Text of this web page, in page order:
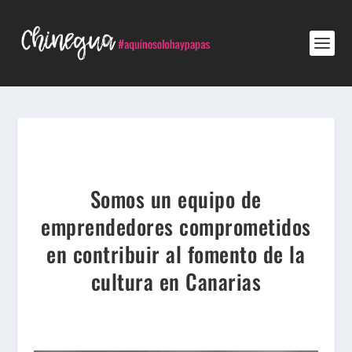
Somos un equipo de
emprendedores comprometidos
en contribuir al fomento de la
cultura en Canarias